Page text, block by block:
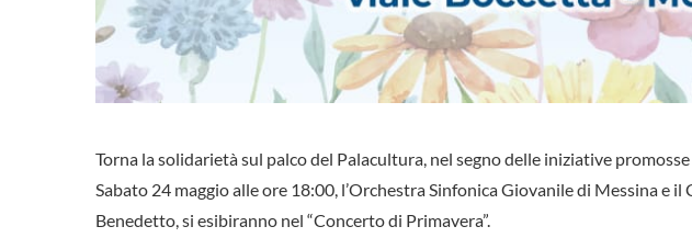
Torna la solidarietà sul palco del Palacultura, nel segno delle iniziative promosse
Sabato 24 maggio alle ore 18:00, l’Orchestra Sinfonica Giovanile di Messina e
Benedetto, si esibiranno nel “Concerto di Primavera”.